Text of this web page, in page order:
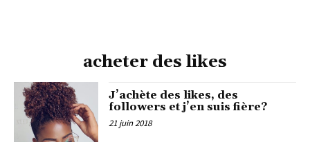
acheter des likes
J’achète des likes, des
followers et j’en suis fière?
21 juin 2018